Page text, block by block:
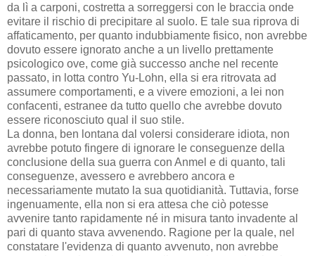
da lì a carponi, costretta a sorreggersi con le braccia onde
evitare il rischio di precipitare al suolo. E tale sua riprova di
affaticamento, per quanto indubbiamente fisico, non avrebbe
dovuto essere ignorato anche a un livello prettamente
psicologico ove, come già successo anche nel recente
passato, in lotta contro Yu-Lohn, ella si era ritrovata ad
assumere comportamenti, e a vivere emozioni, a lei non
confacenti, estranee da tutto quello che avrebbe dovuto
essere riconosciuto qual il suo stile.
La donna, ben lontana dal volersi considerare idiota, non
avrebbe potuto fingere di ignorare le conseguenze della
conclusione della sua guerra con Anmel e di quanto, tali
conseguenze, avessero e avrebbero ancora e
necessariamente mutato la sua quotidianità. Tuttavia, forse
ingenuamente, ella non si era attesa che ciò potesse
avvenire tanto rapidamente né in misura tanto invadente al
pari di quanto stava avvenendo. Ragione per la quale, nel
constatare l'evidenza di quanto avvenuto, non avrebbe